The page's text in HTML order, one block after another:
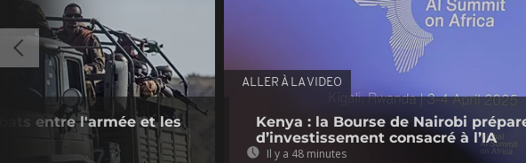
entre l'armée et les
ALLER À LA VIDEO
Kenya : la Bourse de Nairobi
d’investissement consacré à l’IA
Il y a 48 minutes